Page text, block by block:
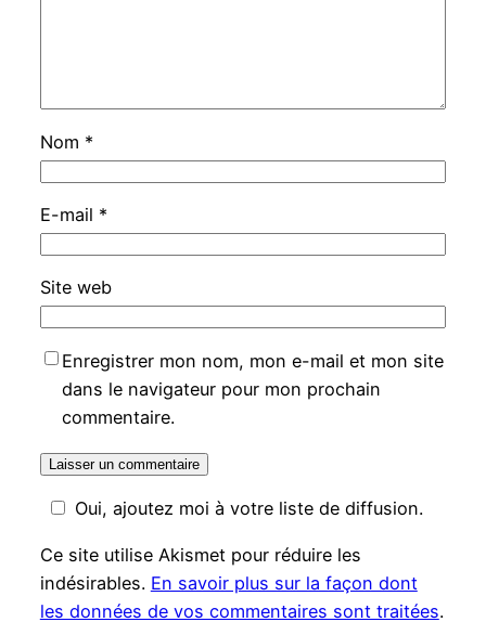
Nom *
E-mail *
Site web
Enregistrer mon nom, mon e-mail et mon site
dans le navigateur pour mon prochain
commentaire.
Oui, ajoutez moi à votre liste de diffusion.
Ce site utilise Akismet pour réduire les
indésirables. En savoir plus sur la façon dont
les données de vos commentaires sont traitées.